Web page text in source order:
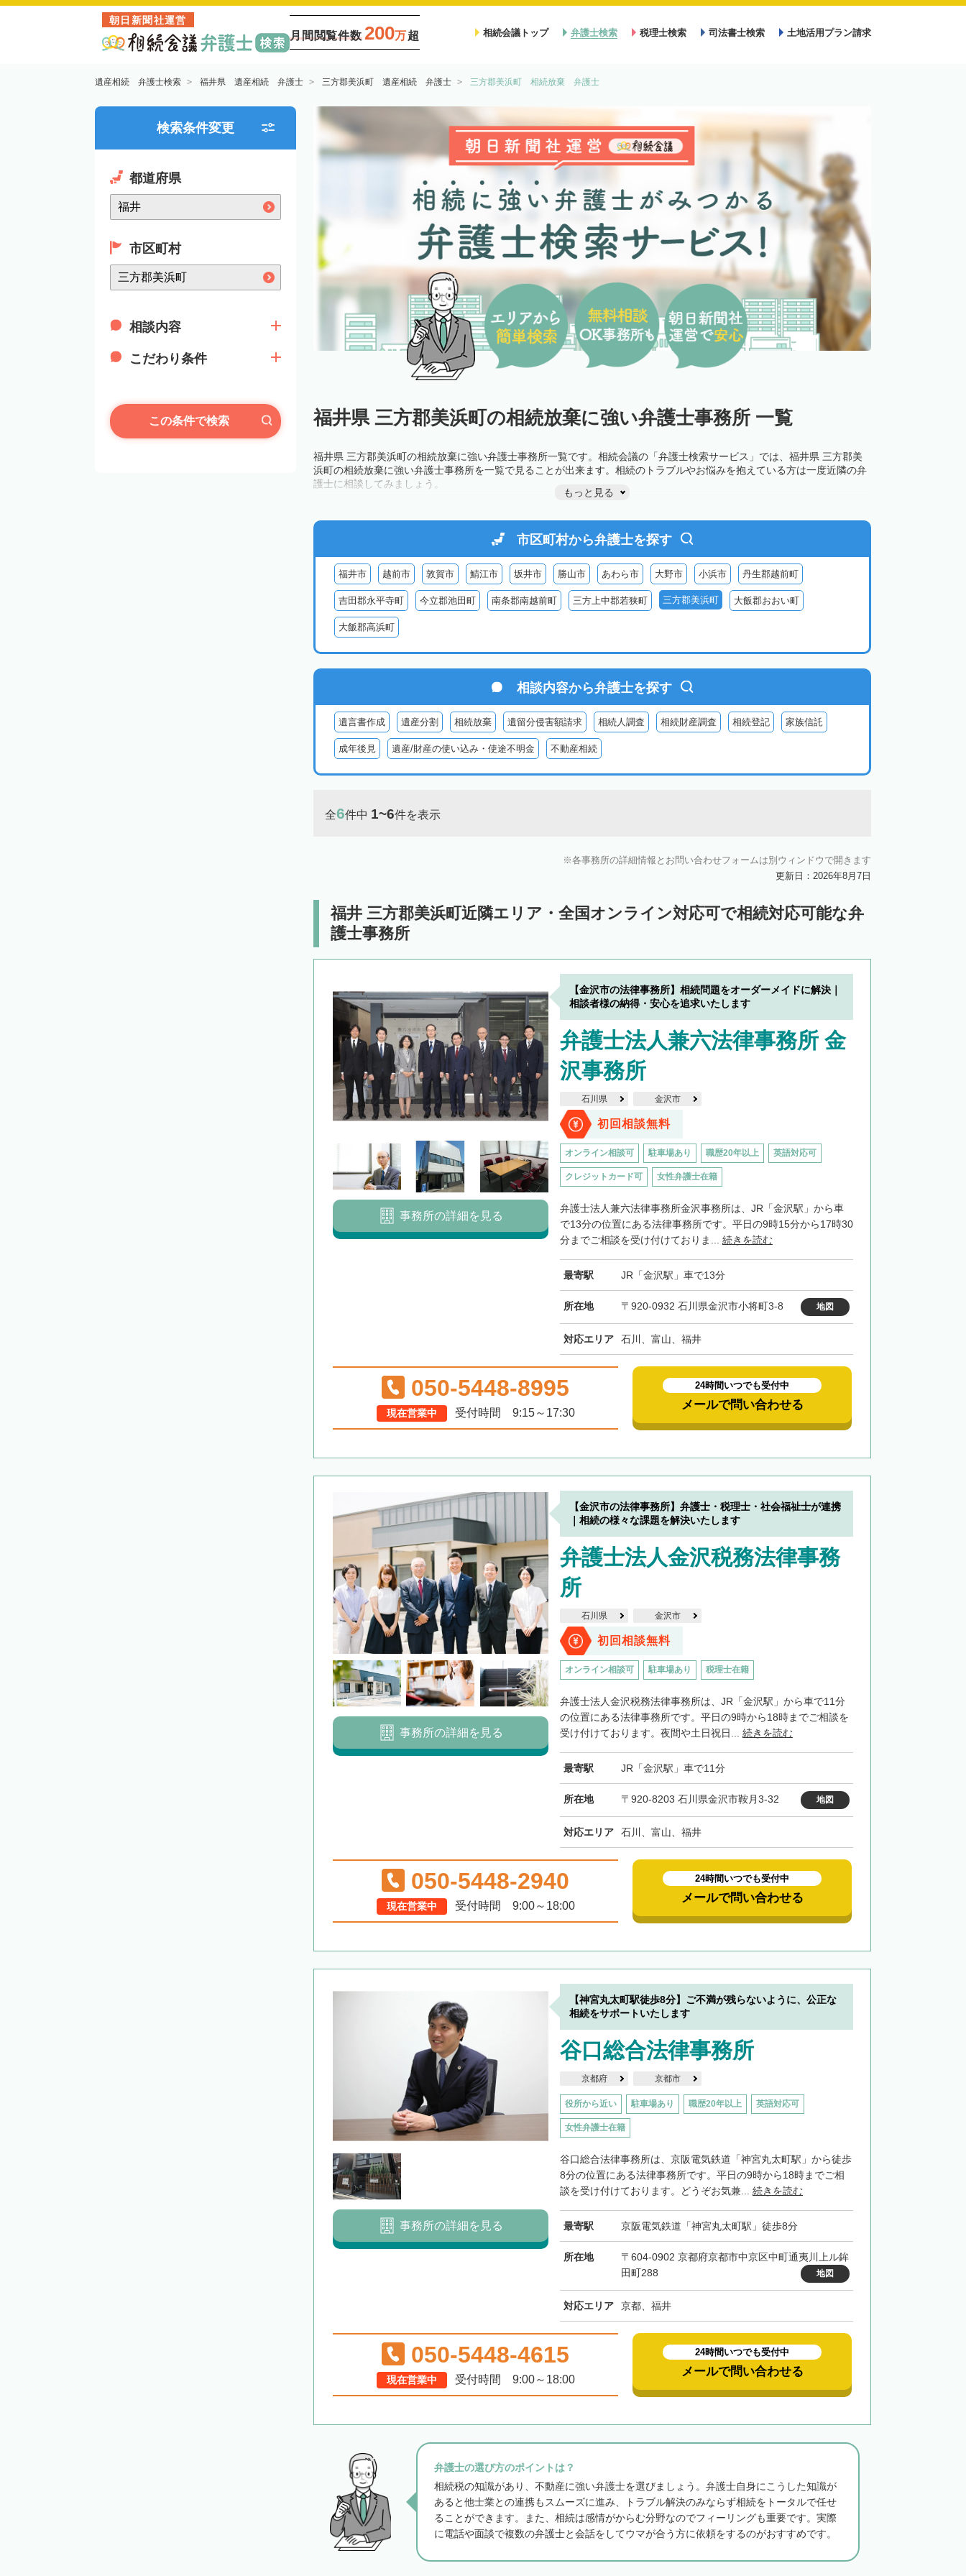
朝日新聞社運営
月間閲覧件数 200万超 相続会議トップ 弁護士検索 税理士検索 司法書士検索 土地活用プラン請求
遺産相続 弁護士検索 福井県 遺産相続 弁護士 三方郡美浜町 遺産相続 弁護士 三方郡美浜町 相続放棄 弁護士
検索条件変更
都道府県
市区町村
相談内容
こだわり条件
この条件で検索 福井県 三方郡美浜町の相続放棄に強い弁護士事務所 一覧
福井県 三方郡美浜町の相続放棄に強い弁護士事務所一覧です。相続会議の「弁護士検索サービス」では、福井県 三方郡美
浜町の相続放棄に強い弁護士事務所を一覧で見ることが出来ます。相続のトラブルやお悩みを抱えている方は一度近隣の弁
護士に相談してみましょう。
もっと見る
市区町村から弁護士を探す
福井市 越前市 敦賀市 鯖江市 坂井市 勝山市 あわら市 大野市 小浜市 丹生郡越前町
吉田郡永平寺町 今立郡池田町 南条郡南越前町 三方上中郡若狭町 三方郡美浜町 大飯郡おおい町
大飯郡高浜町
相談内容から弁護士を探す
遺言書作成 遺産分割 相続放棄 遺留分侵害額請求 相続人調査 相続財産調査 相続登記 家族信託
成年後見 遺産/財産の使い込み・使途不明金 不動産相続
全6件中 1~6件を表示
各事務所の詳細情報とお問い合わせフォームは別ウィンドウで開きます
更新日：2026年8月7日
福井 三方郡美浜町近隣エリア・全国オンライン対応可で相続対応可能な弁
護士事務所
【金沢市の法律事務所】相続問題をオーダーメイドに解決｜
相談者様の納得・安心を追求いたします
弁護士法人兼六法律事務所 金
沢事務所
石川県 金沢市
初回相談無料
オンライン相談可 駐車場あり 職歴20年以上 英語対応可
クレジットカード可 女性弁護士在籍
弁護士法人兼六法律事務所金沢事務所は、JR「金沢駅」から車
で13分の位置にある法律事務所です。平日の9時15分から17時30
分までご相談を受け付けておりま... 続きを読む
最寄駅 JR「金沢駅」車で13分
所在地 〒920-0932 石川県金沢市小将町3-8 地図
対応エリア 石川、富山、福井
事務所の詳細を見る
050-5448-8995
現在営業中 受付時間 9:15～17:30
24時間いつでも受付中
メールで問い合わせる
【金沢市の法律事務所】弁護士・税理士・社会福祉士が連携
｜相続の様々な課題を解決いたします
弁護士法人金沢税務法律事務
所
石川県 金沢市
初回相談無料
オンライン相談可 駐車場あり 税理士在籍
弁護士法人金沢税務法律事務所は、JR「金沢駅」から車で11分
の位置にある法律事務所です。平日の9時から18時までご相談を
受け付けております。夜間や土日祝日... 続きを読む
最寄駅 JR「金沢駅」車で11分
所在地 〒920-8203 石川県金沢市鞍月3-32 地図
対応エリア 石川、富山、福井
事務所の詳細を見る
050-5448-2940
現在営業中 受付時間 9:00～18:00
24時間いつでも受付中
メールで問い合わせる
【神宮丸太町駅徒歩8分】ご不満が残らないように、公正な
相続をサポートいたします
谷口総合法律事務所
京都府 京都市
役所から近い 駐車場あり 職歴20年以上 英語対応可
女性弁護士在籍
谷口総合法律事務所は、京阪電気鉄道「神宮丸太町駅」から徒歩
8分の位置にある法律事務所です。平日の9時から18時までご相
談を受け付けております。どうぞお気兼... 続きを読む
最寄駅 京阪電気鉄道「神宮丸太町駅」徒歩8分
所在地
〒604-0902 京都府京都市中京区中町通夷川上ル鉾
田町288
地図
対応エリア 京都、福井
事務所の詳細を見る
050-5448-4615
現在営業中 受付時間 9:00～18:00
24時間いつでも受付中
メールで問い合わせる
弁護士の選び方のポイントは？
相続税の知識があり、不動産に強い弁護士を選びましょう。弁護士自身にこうした知識が
あると他士業との連携もスムーズに進み、トラブル解決のみならず相続をトータルで任せ
ることができます。また、相続は感情がからむ分野なのでフィーリングも重要です。実際
に電話や面談で複数の弁護士と会話をしてウマが合う方に依頼をするのがおすすめです。